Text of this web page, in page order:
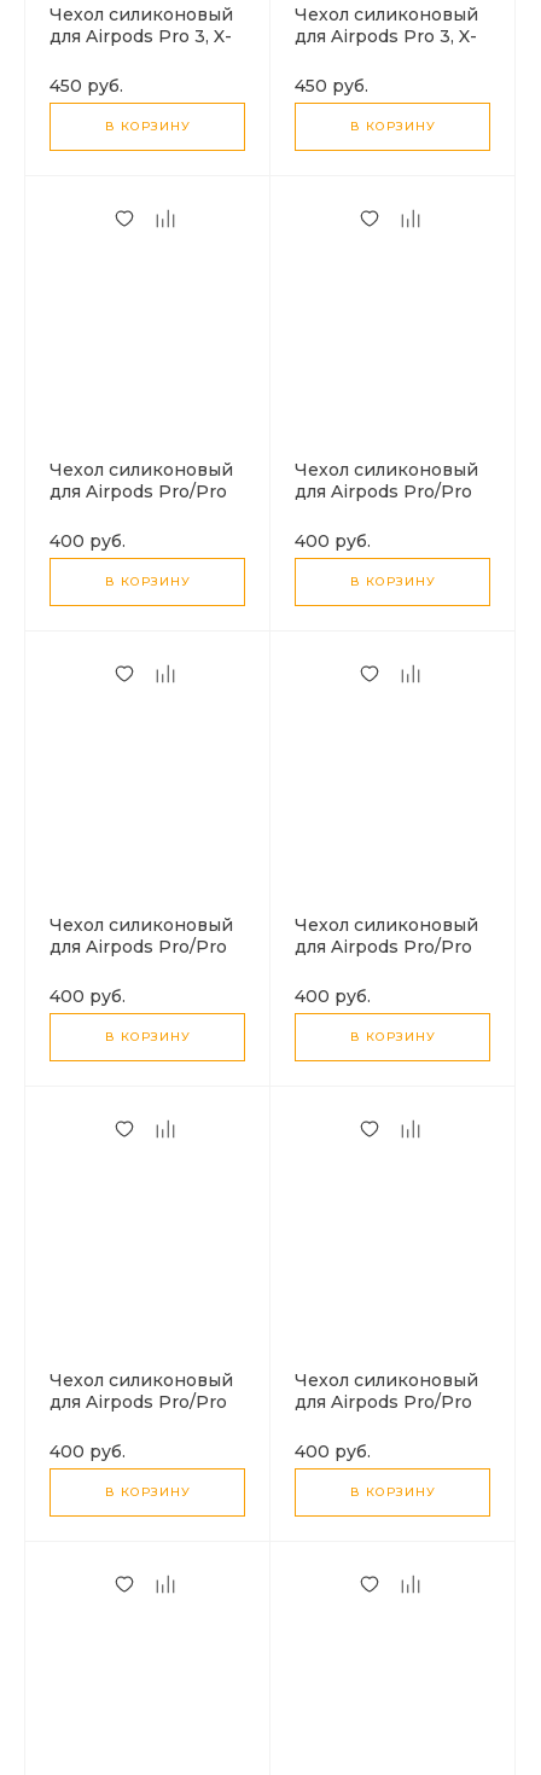
Чехол силиконовый
для Airpods Pro 3, X-
карабином
450 руб.
В КОРЗИНУ
Чехол силиконовый
для Airpods Pro 3, X-
карабином
450 руб.
В КОРЗИНУ
Чехол силиконовый
для Airpods Pro/Pro
фиолетовый с
карабином
400 руб.
В КОРЗИНУ
Чехол силиконовый
для Airpods Pro/Pro
карабином
400 руб.
В КОРЗИНУ
Чехол силиконовый
для Airpods Pro/Pro
с карабином
400 руб.
В КОРЗИНУ
Чехол силиконовый
для Airpods Pro/Pro
карабином
400 руб.
В КОРЗИНУ
Чехол силиконовый
для Airpods Pro/Pro
лес с карабином
400 руб.
В КОРЗИНУ
Чехол силиконовый
для Airpods Pro/Pro
сиреневый с
карабином
400 руб.
В КОРЗИНУ